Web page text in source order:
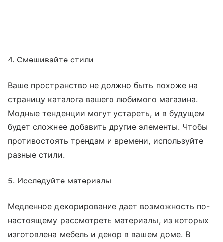
4. Смешивайте стили
Ваше пространство не должно быть похоже на
страницу каталога вашего любимого магазина.
Модные тенденции могут устареть, и в будущем
будет сложнее добавить другие элементы. Чтобы
противостоять трендам и времени, используйте
разные стили.
5. Исследуйте материалы
Медленное декорирование дает возможность по-
настоящему рассмотреть материалы, из которых
изготовлена мебель и декор в вашем доме. В